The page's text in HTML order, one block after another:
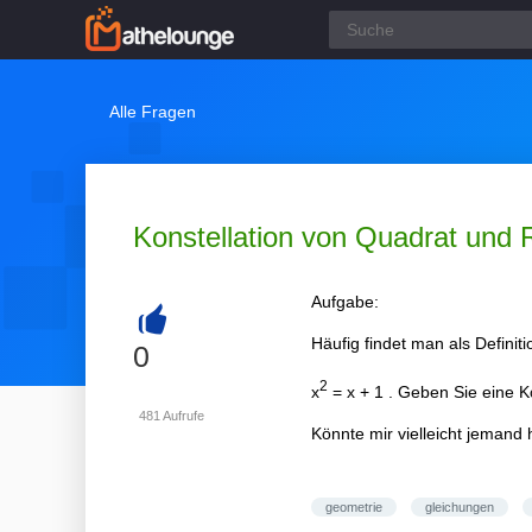
Alle Fragen
Konstellation von Quadrat und
+
0
481 Aufrufe
Aufgabe:
Häufig findet man als
x2 = x + 1 . Geben Sie eine
Könnte mir vielleicht jemand
geometrie gleichungen